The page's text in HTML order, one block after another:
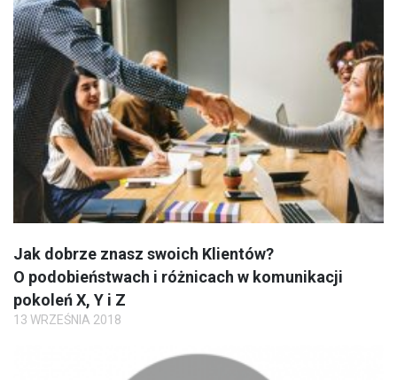
Jak dobrze znasz swoich Klientów?
O podobieństwach i różnicach w komunikacji
pokoleń X, Y i Z
13 WRZEŚNIA 2018